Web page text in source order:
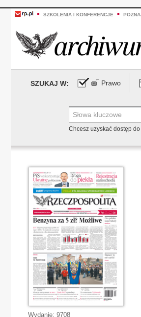
SZKOLENIA I KONFERENCJE
SZUKAJ W: Prawo
Chcesz uzyskać dostęp
Wydanie: 9708